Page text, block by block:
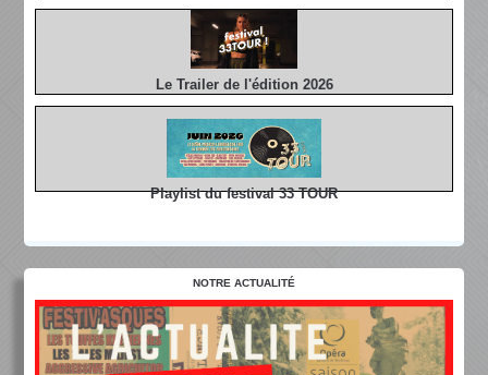
Le Trailer de l'édition 2026
Playlist du festival 33 TOUR
NOTRE ACTUALITÉ